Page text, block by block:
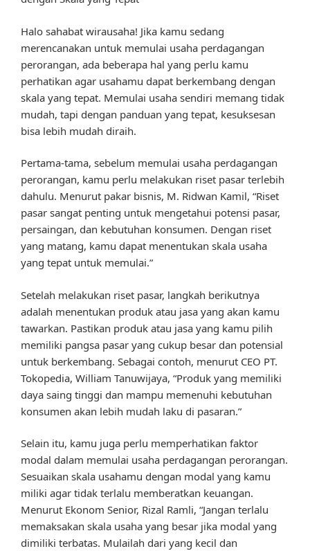
Halo sahabat wirausaha! Jika kamu sedang
merencanakan untuk memulai usaha perdagangan
perorangan, ada beberapa hal yang perlu kamu
perhatikan agar usahamu dapat berkembang dengan
skala yang tepat. Memulai usaha sendiri memang tidak
mudah, tapi dengan panduan yang tepat, kesuksesan
bisa lebih mudah diraih.
Pertama-tama, sebelum memulai usaha perdagangan
perorangan, kamu perlu melakukan riset pasar terlebih
dahulu. Menurut pakar bisnis, M. Ridwan Kamil, “Riset
pasar sangat penting untuk mengetahui potensi pasar,
persaingan, dan kebutuhan konsumen. Dengan riset
yang matang, kamu dapat menentukan skala usaha
yang tepat untuk memulai.”
Setelah melakukan riset pasar, langkah berikutnya
adalah menentukan produk atau jasa yang akan kamu
tawarkan. Pastikan produk atau jasa yang kamu pilih
memiliki pangsa pasar yang cukup besar dan potensial
untuk berkembang. Sebagai contoh, menurut CEO PT.
Tokopedia, William Tanuwijaya, “Produk yang memiliki
daya saing tinggi dan mampu memenuhi kebutuhan
konsumen akan lebih mudah laku di pasaran.”
Selain itu, kamu juga perlu memperhatikan faktor
modal dalam memulai usaha perdagangan perorangan.
Sesuaikan skala usahamu dengan modal yang kamu
miliki agar tidak terlalu memberatkan keuangan.
Menurut Ekonom Senior, Rizal Ramli, “Jangan terlalu
memaksakan skala usaha yang besar jika modal yang
dimiliki terbatas. Mulailah dari yang kecil dan